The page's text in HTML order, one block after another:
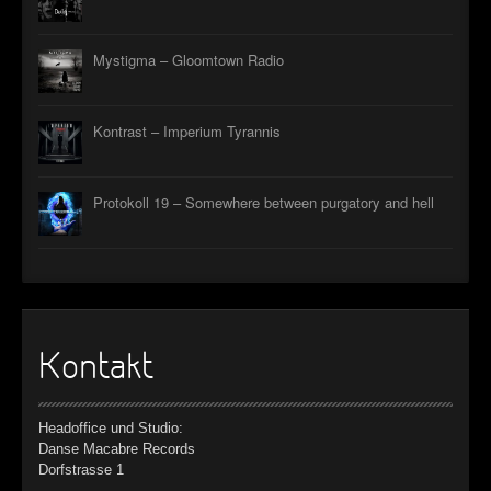
Mystigma – Gloomtown Radio
Kontrast – Imperium Tyrannis
Protokoll 19 – Somewhere between purgatory and hell
Kontakt
Headoffice und Studio:
Danse Macabre Records
Dorfstrasse 1